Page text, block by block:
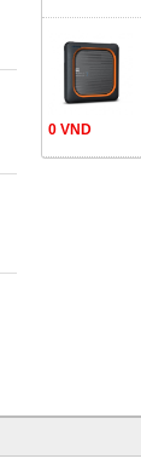
0 VND